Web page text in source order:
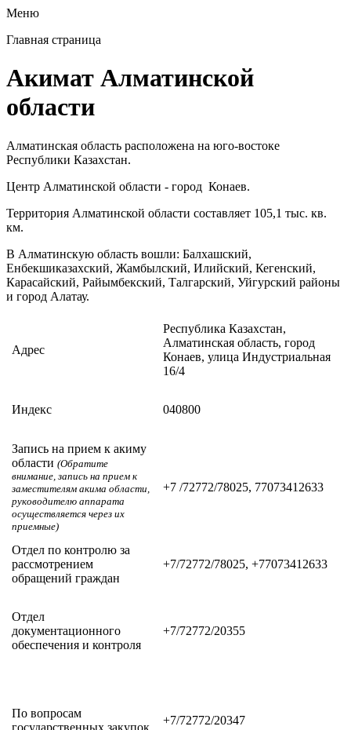
Меню
Главная страница
Акимат Алматинской
области
Алматинская область расположена на юго-востоке
Республики Казахстан.
Центр Алматинской области - город Конаев.
Территория Алматинской области составляет 105,1 тыс. кв.
км.
В Алматинскую область вошли: Балхашский,
Енбекшиказахский, Жамбылский, Илийский, Кегенский,
Карасайский, Райымбекский, Талгарский, Уйгурский районы
и город Алатау.
Адрес
Республика Казахстан,
Алматинская область, город
Конаев, улица Индустриальная
16/4
Индекс 040800
Запись на прием к акиму
области (Обратите
внимание, запись на прием к
заместителям акима области,
руководителю аппарата
осуществляется через их
приемные)
+7 /72772/78025, 77073412633
Отдел по контролю за
рассмотрением
обращений граждан
+7/72772/78025, +77073412633
Отдел
документационного
обеспечения и контроля
+7/72772/20355
По вопросам
государственных закупок
+7/72772/20347